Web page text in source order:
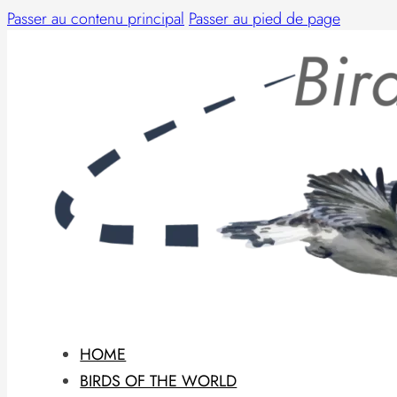
Passer au contenu principal Passer au pied de page
HOME
BIRDS OF THE WORLD